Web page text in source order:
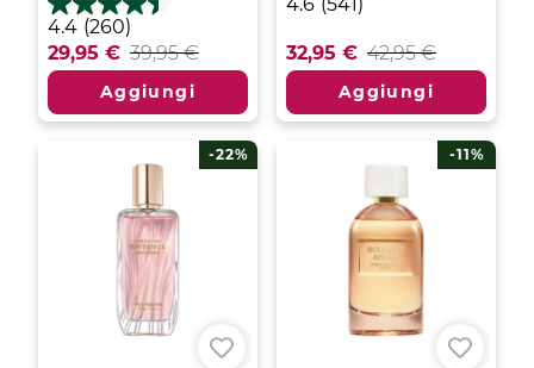
4.4 (260)
4.4
su
5
260
recensioni
29,95 € 39,95 €
Aggiungi
5
stelle.
recensioni
32,95 € 42,95 €
Aggiungi
-22% -11%